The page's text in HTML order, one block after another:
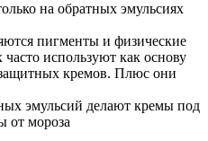
на обратных эмульсиях
пигменты и физические
используют как основу
кремов. Плюс они
эмульсий делают кремы под
от мороза